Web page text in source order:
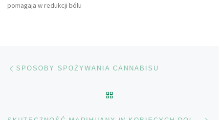
pomagają w redukcji bólu
Nawigacja wpisu
SPOSOBY SPOŻYWANIA CANNABISU